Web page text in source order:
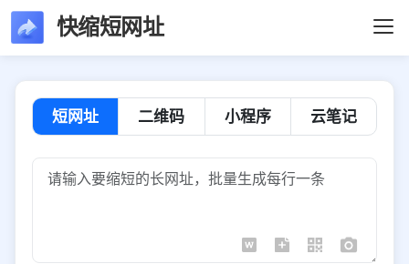
快缩短网址
短网址 二维码 小程序 云笔记